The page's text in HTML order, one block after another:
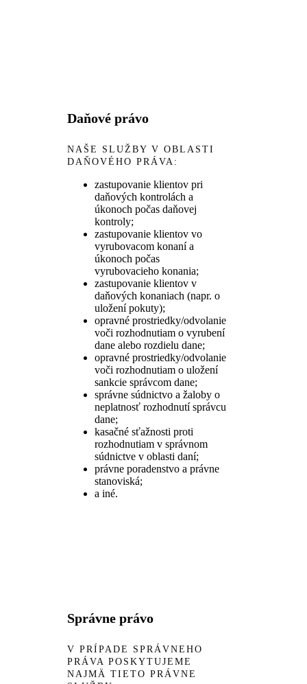
Daňové právo
NAŠE SLUŽBY V OBLASTI
DAŇOVÉHO PRÁVA:
zastupovanie klientov pri
daňových kontrolách a
úkonoch počas daňovej
kontroly;
zastupovanie klientov vo
vyrubovacom konaní a
úkonoch počas
vyrubovacieho konania;
zastupovanie klientov v
daňových konaniach (napr. o
uložení pokuty);
opravné prostriedky/odvolanie
voči rozhodnutiam o vyrubení
dane alebo rozdielu dane;
opravné prostriedky/odvolanie
voči rozhodnutiam o uložení
sankcie správcom dane;
správne súdnictvo a žaloby o
neplatnosť rozhodnutí správcu
dane;
kasačné sťažnosti proti
rozhodnutiam v správnom
súdnictve v oblasti daní;
právne poradenstvo a právne
stanoviská;
a iné.
Správne právo
V PRÍPADE SPRÁVNEHO
PRÁVA POSKYTUJEME
NAJMÄ TIETO PRÁVNE